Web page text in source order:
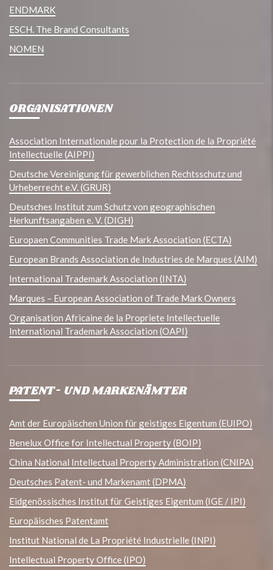
ENDMARK
ESCH. The Brand Consultants
NOMEN
ORGANISATIONEN
Association Internationale pour la Protection de la Propriété
Intellectuelle (AIPPI)
Deutsche Vereinigung für gewerblichen Rechtsschutz und
Urheberrecht e.V. (GRUR)
Deutsches Institut zum Schutz von geographischen
Herkunftsangaben e. V. (DIGH)
Europaen Communities Trade Mark Association (ECTA)
European Brands Association de Industries de Marques (AIM)
International Trademark Association (INTA)
Marques – European Association of Trade Mark Owners
Organisation Africaine de la Propriete Intellectuelle
International Trademark Association (OAPI)
PATENT- UND MARKENÄMTER
Amt der Europäischen Union für geistiges Eigentum (EUIPO)
Benelux Office for Intellectual Property (BOIP)
China National Intellectual Property Administration (CNIPA)
Deutsches Patent- und Markenamt (DPMA)
Eidgenössisches Institut für Geistiges Eigentum (IGE / IPI)
Europäisches Patentamt
Institut National de La Propriété Industrielle (INPI)
Intellectual Property Office (IPO)